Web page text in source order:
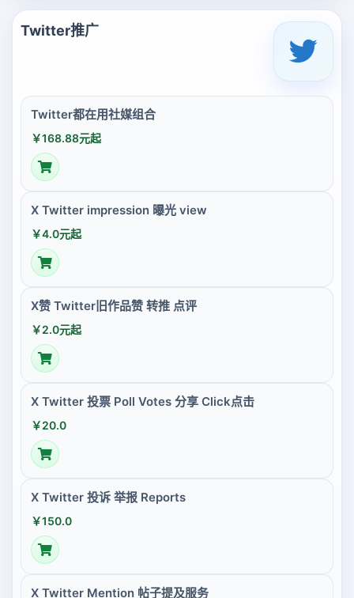
Twitter推广
Twitter都在用社媒组合
￥168.88元起
X Twitter impression 曝光 view
￥4.0元起
X赞 Twitter旧作品赞 转推 点评
￥2.0元起
X Twitter 投票 Poll Votes 分享 Click点击
￥20.0
X Twitter 投诉 举报 Reports
￥150.0
X Twitter Mention 帖子提及服务